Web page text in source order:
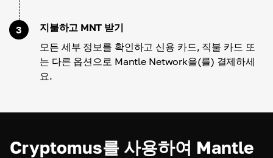
3
지불하고 MNT 받기
모든 세부 정보를 확인하고 신용 카드, 직불 카드 또
는 다른 옵션으로 Mantle Network을(를) 결제하세
요.
Cryptomus를 사용하여 Mantle